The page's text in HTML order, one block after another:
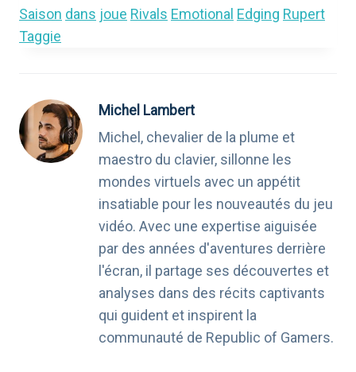
Saison dans joue Rivals Emotional Edging Rupert
Taggie
Michel Lambert
Michel, chevalier de la plume et
maestro du clavier, sillonne les
mondes virtuels avec un appétit
insatiable pour les nouveautés du jeu
vidéo. Avec une expertise aiguisée
par des années d'aventures derrière
l'écran, il partage ses découvertes et
analyses dans des récits captivants
qui guident et inspirent la
communauté de Republic of Gamers.